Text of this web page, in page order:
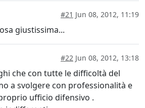
#21 Jun 08, 2012, 11:19
giustissima...
#22 Jun 08, 2012, 13:18
che con tutte le difficoltà del
a svolgere con professionalità e
ufficio difensivo .